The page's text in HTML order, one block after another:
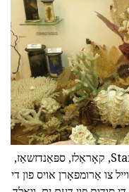
איר געפֿינען זיך אויף דעם ברעג מיט Starfish, קאָראַלז, ספּאַנדזשאַז,
צו אַרומפאָרן אויס פון די